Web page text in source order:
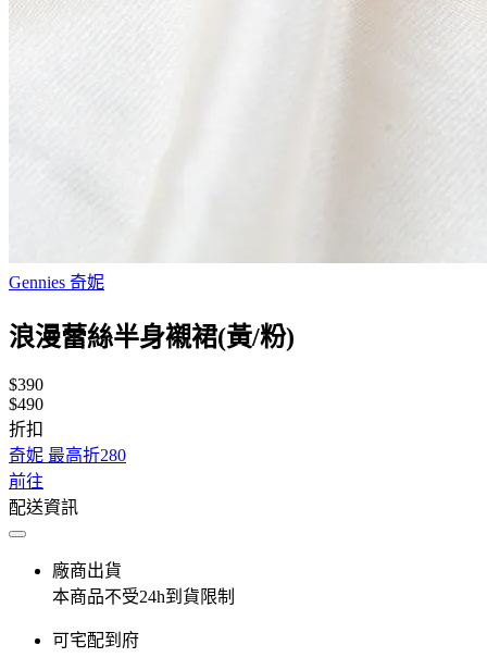
Gennies 奇妮
浪漫蕾絲半身襯裙(黃/粉)
$390
$490
折扣
奇妮 最高折280
前往
配送資訊
廠商出貨
本商品不受24h到貨限制
可宅配到府